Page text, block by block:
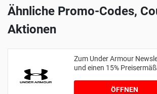
Ähnliche Promo-Codes,
Aktionen
Zum Under Armour
und einen 15%
ÖFFNEN